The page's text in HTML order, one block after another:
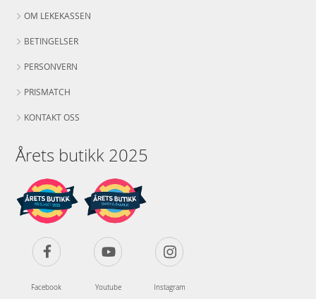
OM LEKEKASSEN
BETINGELSER
PERSONVERN
PRISMATCH
KONTAKT OSS
Årets butikk 2025
Facebook Youtube Instagram